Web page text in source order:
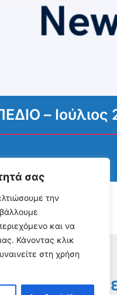
σας
την
και να
Κάνοντας κλικ
στη χρήση
– Ιούλιος